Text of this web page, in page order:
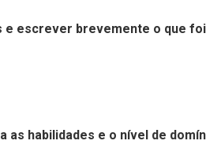
escrever brevemente o que
habilidades e o nível de